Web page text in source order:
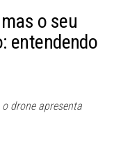
o seu
entendendo
drone apresenta